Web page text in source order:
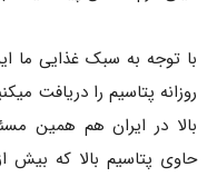
با توجه به سبک غذایی ما
روزانه پتاسیم را دریافت
بالا در ایران هم همین